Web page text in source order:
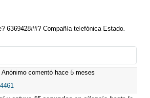
6369428##? Compañía telefónica Estado.
Anónimo comentó hace 5 meses